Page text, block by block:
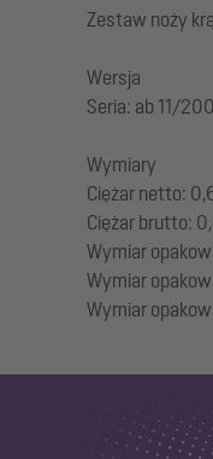
Zestaw noży
Wersja
Seria: ab 11/
Wymiary
Ciężar netto:
Ciężar brutto:
Wymiar
Wymiar